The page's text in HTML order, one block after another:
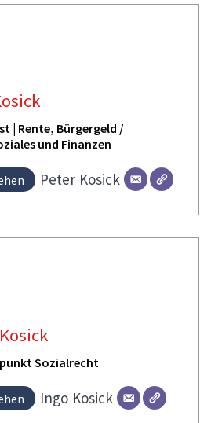
| Rente, Bürgergeld /
und Finanzen
Peter Kosick
Sozialrecht
Ingo Kosick